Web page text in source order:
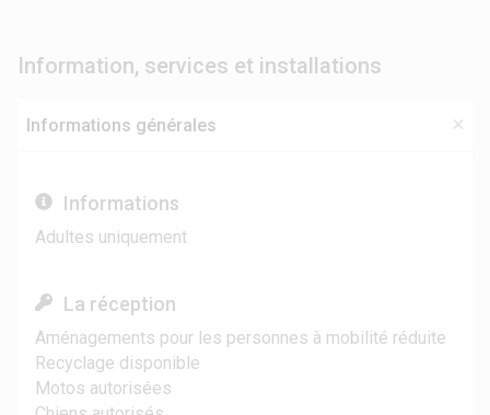
Information, services et installations
Informations générales
Informations
Adultes uniquement
La réception
Aménagements pour les personnes à mobilité réduite
Recyclage disponible
Motos autorisées